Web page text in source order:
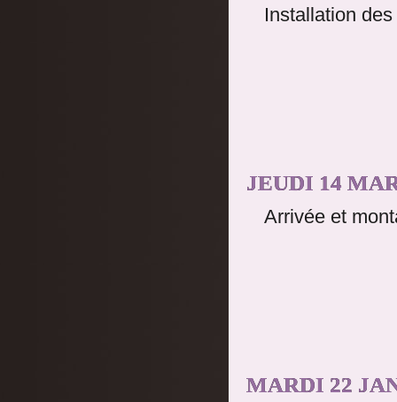
Installation
JEUDI 14
Arrivée et
MARDI 22